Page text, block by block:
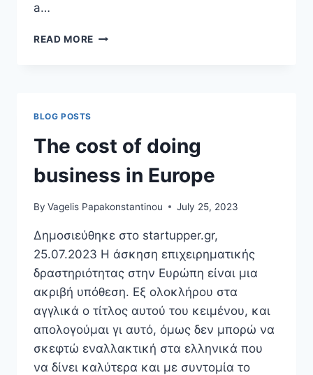
a…
READ MORE META
EU
GO
FREE
COMPLY
WITH
PRIVACY
RULES
BLOG POSTS
The cost of doing
business in Europe
By Vagelis Papakonstantinou July 25, 2023
Δημοσιεύθηκε στο startupper.gr,
25.07.2023 H άσκηση επιχειρηματικής
δραστηριότητας στην Ευρώπη είναι μια
ακριβή υπόθεση. Εξ ολοκλήρου στα
αγγλικά ο τίτλος αυτού του κειμένου, και
απολογούμαι γι αυτό, όμως δεν μπορώ να
σκεφτώ εναλλακτική στα ελληνικά που
να δίνει καλύτερα και με συντομία το